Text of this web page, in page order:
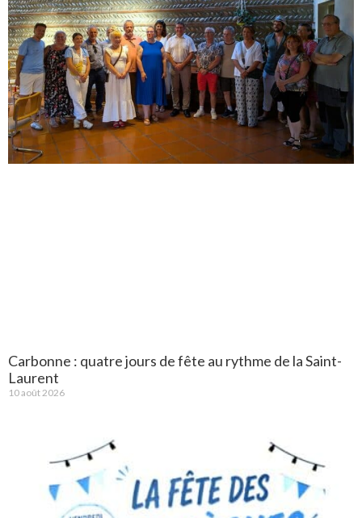
Carbonne : quatre jours de fête au rythme de la Saint-
Laurent
10 août 2026